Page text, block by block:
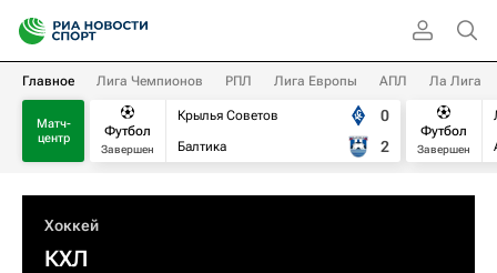
Главное Лига Чемпионов РПЛ Лига Европы АПЛ Ла Лига
Матч-
центр
Футбол
Завершен
Крылья Советов
Балтика
0
2
Футбол
Завершен
Хоккей
КХЛ